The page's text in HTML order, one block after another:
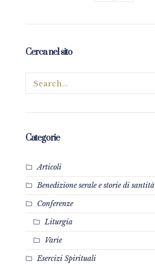
Cerca nel sito
Categorie
Articoli
Benedizione serale e storie di santità
Conferenze
Liturgia
Varie
Esercizi Spirituali